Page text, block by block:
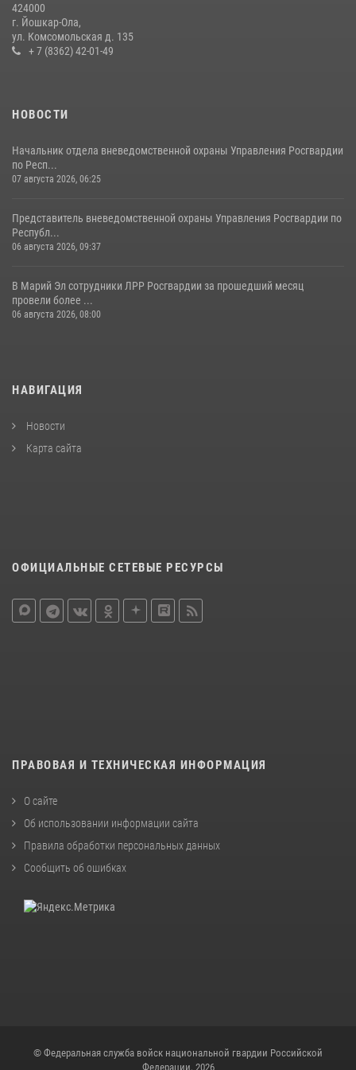
08 июля 2026, 13:48
Управление Росгвардии по Республике Марий Эл приняло участие в
424000
г. Йошкар-Ола,
ул. Комсомольская д. 135
+ 7 (8362) 42-01-49
НОВОСТИ
Начальник отдела вневедомственной охраны Управления Росгвардии
по Респ...
07 августа 2026, 06:25
Представитель вневедомственной охраны Управления Росгвардии по
Республ...
06 августа 2026, 09:37
В Марий Эл сотрудники ЛРР Росгвардии за прошедший месяц
провели более ...
06 августа 2026, 08:00
НАВИГАЦИЯ
Новости
Карта сайта
ОФИЦИАЛЬНЫЕ СЕТЕВЫЕ РЕСУРСЫ
ПРАВОВАЯ И ТЕХНИЧЕСКАЯ ИНФОРМАЦИЯ
О сайте
Об использовании информации сайта
Правила обработки персональных данных
Сообщить об ошибках
© Федеральная служба войск национальной гвардии Российской
Федерации, 2026